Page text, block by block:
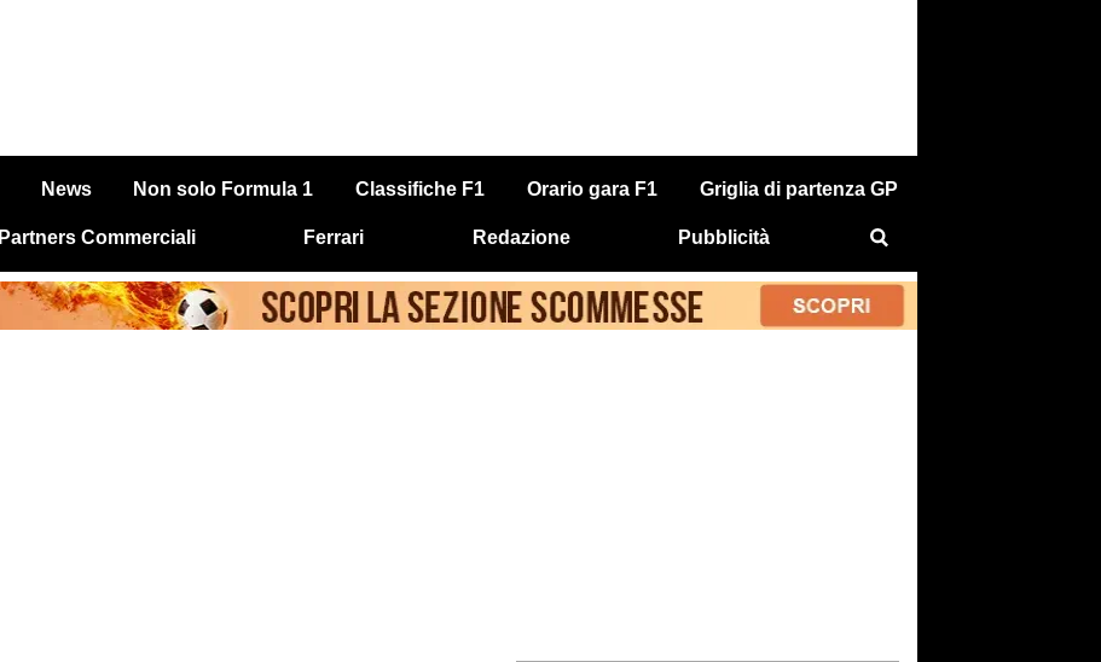
News Non solo Formula 1 Classifiche F1 Orario gara F1 Griglia di partenza GP
Partners Commerciali Ferrari Redazione Pubblicità